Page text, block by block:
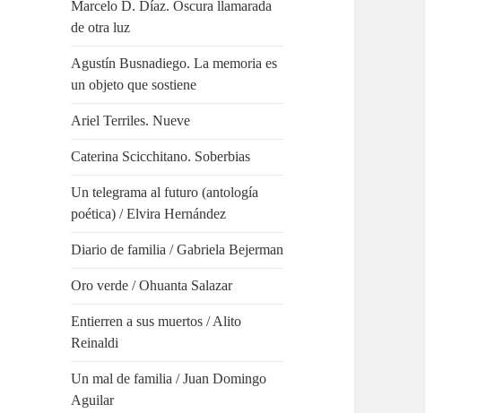
Marcelo D. Díaz. Oscura llamarada
de otra luz
Agustín Busnadiego. La memoria es
un objeto que sostiene
Ariel Terriles. Nueve
Caterina Scicchitano. Soberbias
Un telegrama al futuro (antología
poética) / Elvira Hernández
Diario de familia / Gabriela Bejerman
Oro verde / Ohuanta Salazar
Entierren a sus muertos / Alito
Reinaldi
Un mal de familia / Juan Domingo
Aguilar